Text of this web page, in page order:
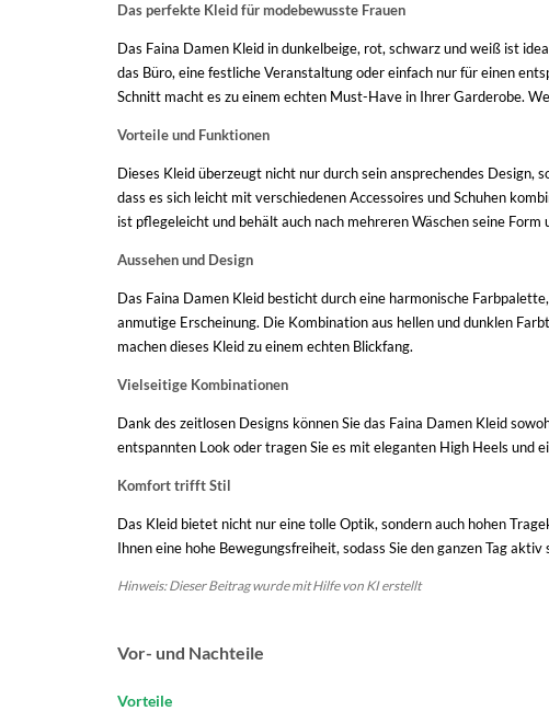
Das perfekte Kleid für modebewusste Frauen
Das Faina Damen Kleid in dunkelbeige, rot, schwarz und weiß ist
das Büro, eine festliche Veranstaltung oder einfach nur für einen
Schnitt macht es zu einem echten Must-Have in Ihrer Garderobe.
Vorteile und Funktionen
Dieses Kleid überzeugt nicht nur durch sein ansprechendes
dass es sich leicht mit verschiedenen Accessoires und Schuhen
ist pflegeleicht und behält auch nach mehreren Wäschen seine Form
Aussehen und Design
Das Faina Damen Kleid besticht durch eine harmonische
anmutige Erscheinung. Die Kombination aus hellen und dunklen
machen dieses Kleid zu einem echten Blickfang.
Vielseitige Kombinationen
Dank des zeitlosen Designs können Sie das Faina Damen Kleid
entspannten Look oder tragen Sie es mit eleganten High Heels
Komfort trifft Stil
Das Kleid bietet nicht nur eine tolle Optik, sondern auch hohen
Ihnen eine hohe Bewegungsfreiheit, sodass Sie den ganzen Tag
Hinweis: Dieser Beitrag wurde mit Hilfe von KI erstellt
Vor- und Nachteile
Vorteile